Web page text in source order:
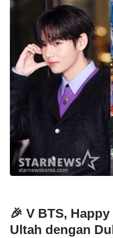
🎉 V BTS,
Ultah dengan